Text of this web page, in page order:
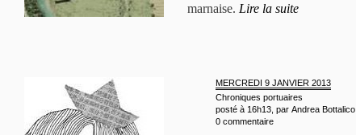
marnaise. Lire la suite
MERCREDI 9 JANVIER 2013
Chroniques portuaires
posté à 16h13, par Andrea Bottalico
0 commentaire